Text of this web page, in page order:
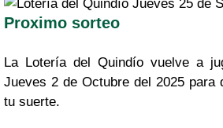
Proximo sorteo
La Lotería del Quindío vuelve a
Jueves 2 de Octubre del 2025 para
tu suerte.